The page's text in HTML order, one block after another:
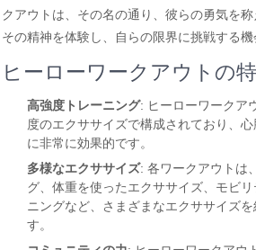
クアウトは、その名の通り、彼らの勇気を
その精神を体験し、自らの限界に挑戦する機
ヒーローワークアウトの
高強度トレーニング: ヒーローワークア
度のエクササイズで構成されており、
に非常に効果的です。
多様なエクササイズ: 各ワークアウトは
グ、体重を使ったエクササイズ、モビ
ニングなど、さまざまなエクササイズ
す。